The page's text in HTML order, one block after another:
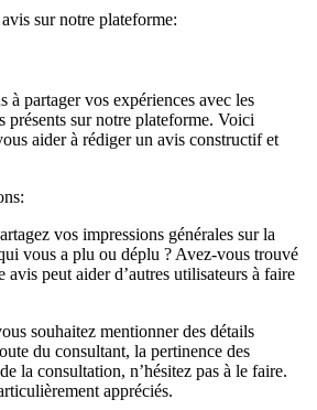
sur notre plateforme:
à partager vos expériences avec les
présents sur notre plateforme. Voici
aider à rédiger un avis constructif et
vos impressions générales sur la
vous a plu ou déplu ? Avez-vous trouvé
avis peut aider d’autres utilisateurs à faire
souhaitez mentionner des détails
du consultant, la pertinence des
la consultation, n’hésitez pas à le faire.
appréciés.